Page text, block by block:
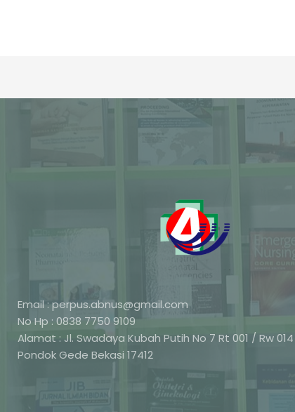
Email : perpus.abnus@gmail.com
No Hp : 0838 7750 9109
Alamat : Jl. Swadaya Kubah Putih No 7 Rt 001 / Rw
Pondok Gede Bekasi 17412